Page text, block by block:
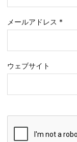
メールアドレス *
ウェブサイト